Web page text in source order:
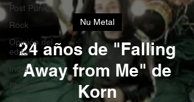
Post Punk
Rock
Opinión del
editor
Indie
Shoegaze
24 años de "Falling
Away from Me" de
Korn
Nu Metal